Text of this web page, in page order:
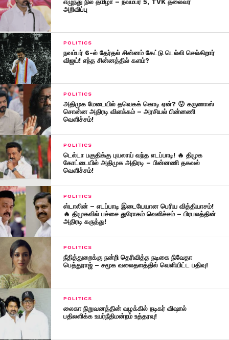
எழுந்து நில் தமிழா – நவம்பர் 5, TVK தலைவர்
அறிவிப்பு
POLITICS
நவம்பர் 6-ல் தேர்தல் சின்னம் கேட்டு டெல்லி செல்கிறார்
விஜய்! எந்த சின்னத்தில் களம்?
POLITICS
அதிமுக மேடையில் தவெகக் கொடி ஏன்? 😮 கருணாஸ்
சொன்ன அதிரடி விளக்கம் – அரசியல் பின்னணி
வெளிச்சம்!
POLITICS
டெல்டா பகுதிக்கு புயலாய் வந்த எடப்பாடி! 🔥 திமுக
கோட்டையில் அதிமுக அதிரடி – பின்னணி தகவல்
வெளிச்சம்!
POLITICS
ஸ்டாலின் – எடப்பாடி இடையேயான பெரிய வித்தியாசம்!
🔥 திமுகவில் பச்சை துரோகம் வெளிச்சம் – பிரபலத்தின்
அதிரடி கருத்து!
POLITICS
நீதித்துறைக்கு நன்றி தெரிவித்த நடிகை நிவேதா
பெத்துராஜ் – சமூக வலைதளத்தில் வெளியிட்ட பதிவு!
POLITICS
லைகா நிறுவனத்தின் வழக்கில் நடிகர் விஷால்
பதிலளிக்க உயர்நீதிமன்றம் உத்தரவு!